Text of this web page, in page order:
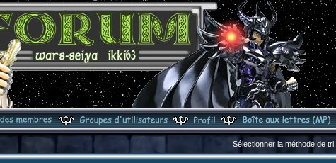
Sélectionner la méthode de tri: